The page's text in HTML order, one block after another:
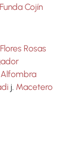
Funda Cojín
Rosas
Alfombra
j. Macetero